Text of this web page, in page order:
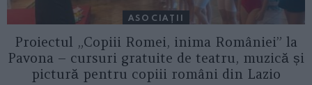
ASOCIAŢII
Proiectul „Copiii Romei, inima României” la
Pavona – cursuri gratuite de teatru, muzică și
pictură pentru copiii români din Lazio